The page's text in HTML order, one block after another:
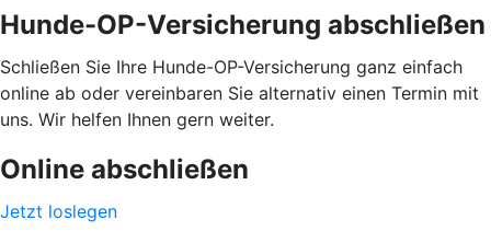
Hunde-OP-Versicherung abschließen
Schließen Sie Ihre Hunde-OP-Versicherung ganz einfach
online ab oder vereinbaren Sie alternativ einen Termin mit
uns. Wir helfen Ihnen gern weiter.
Online abschließen
Jetzt loslegen